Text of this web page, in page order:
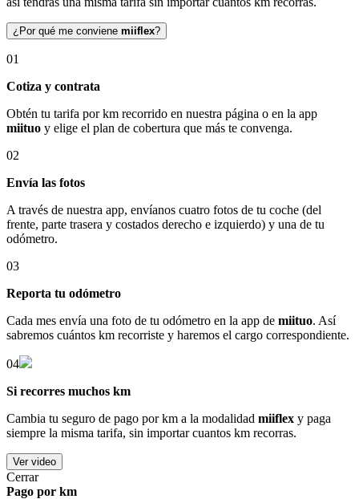
¿Por qué me conviene miiflex?
01
Cotiza y contrata
Obtén tu tarifa por km recorrido en nuestra página o en la app
miituo y elige el plan de cobertura que más te convenga.
02
Envía las fotos
A través de nuestra app, envíanos cuatro fotos de tu coche (del
frente, parte trasera y costados derecho e izquierdo) y una de tu
odómetro.
03
Reporta tu odómetro
Cada mes envía una foto de tu odómetro en la app de miituo. Así
sabremos cuántos km recorriste y haremos el cargo correspondiente.
04
Si recorres muchos km
Cambia tu seguro de pago por km a la modalidad miiflex y paga
siempre la misma tarifa, sin importar cuantos km recorras.
Ver video
Cerrar
Pago por km